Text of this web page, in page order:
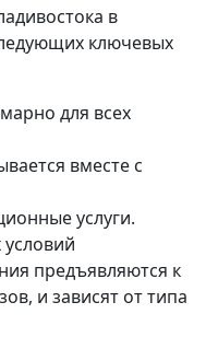
в
ключевых
для всех
вместе с
услуги.
предъявляются к
и зависят от типа